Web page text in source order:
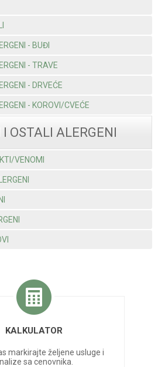
- BUĐI
- TRAVE
- DRVEĆE
- KOROVI/CVEĆE
OSTALI ALERGENI
VENOMI
KALKULATOR
markirajte željene usluge i
sa cenovnika.